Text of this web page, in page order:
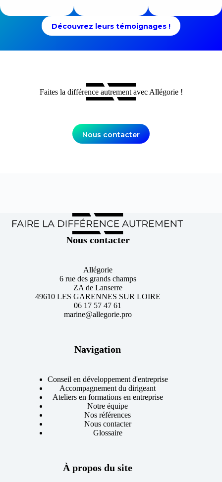
Découvrez leurs témoignages !
Faites la différence autrement avec Allégorie !
Nous contacter
Nous contacter
Allégorie
6 rue des grands champs
ZA de Lanserre
49610 LES GARENNES SUR LOIRE
06 17 57 47 61
marine@allegorie.pro
Navigation
Conseil en développement d'entreprise
Accompagnement du dirigeant
Ateliers en formations en entreprise
Notre équipe
Nos références
Nous contacter
Glossaire
À propos du site